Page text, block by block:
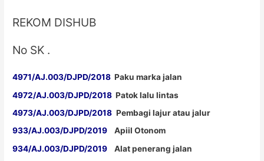
REKOM DISHUB
No SK .
4971/AJ.003/DJPD/2018 Paku marka jalan
4972/AJ.003/DJPD/2018 Patok lalu lintas
4973/AJ.003/DJPD/2018 Pembagi lajur atau jalur
933/AJ.003/DJPD/2019 Apiil Otonom
934/AJ.003/DJPD/2019 Alat penerang jalan